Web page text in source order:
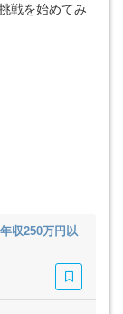
戦を始めてみ
収250万円以